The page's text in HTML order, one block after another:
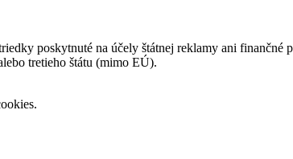
poskytnuté na účely štátnej reklamy ani
tretieho štátu (mimo EÚ).